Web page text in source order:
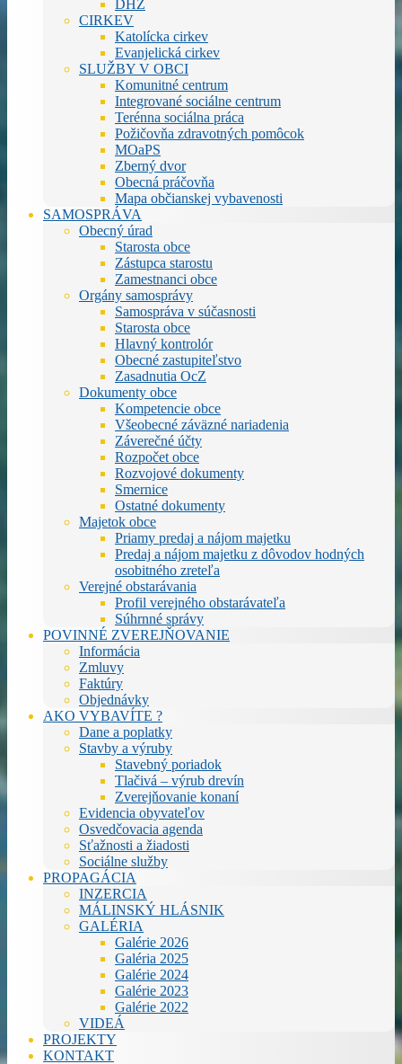
DHZ
CIRKEV
Katolícka cirkev
Evanjelická cirkev
SLUŽBY V OBCI
Komunitné centrum
Integrované sociálne centrum
Terénna sociálna práca
Požičovňa zdravotných pomôcok
MOaPS
Zberný dvor
Obecná práčovňa
Mapa občianskej vybavenosti
SAMOSPRÁVA
Obecný úrad
Starosta obce
Zástupca starostu
Zamestnanci obce
Orgány samosprávy
Samospráva v súčasnosti
Starosta obce
Hlavný kontrolór
Obecné zastupiteľstvo
Zasadnutia OcZ
Dokumenty obce
Kompetencie obce
Všeobecné záväzné nariadenia
Záverečné účty
Rozpočet obce
Rozvojové dokumenty
Smernice
Ostatné dokumenty
Majetok obce
Priamy predaj a nájom majetku
Predaj a nájom majetku z dôvodov hodných
osobitného zreteľa
Verejné obstarávania
Profil verejného obstarávateľa
Súhrnné správy
POVINNÉ ZVEREJŇOVANIE
Informácia
Zmluvy
Faktúry
Objednávky
AKO VYBAVÍTE ?
Dane a poplatky
Stavby a výruby
Stavebný poriadok
Tlačivá – výrub drevín
Zverejňovanie konaní
Evidencia obyvateľov
Osvedčovacia agenda
Sťažnosti a žiadosti
Sociálne služby
PROPAGÁCIA
INZERCIA
MÁLINSKÝ HLÁSNIK
GALÉRIA
Galérie 2026
Galéria 2025
Galérie 2024
Galérie 2023
Galérie 2022
VIDEÁ
PROJEKTY
KONTAKT